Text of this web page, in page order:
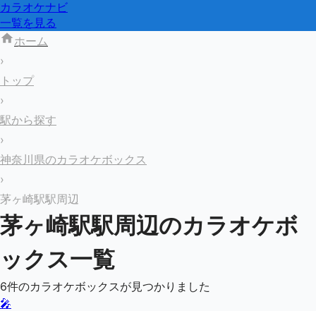
カラオケナビ
一覧を見る
ホーム
›
トップ
›
駅から探す
›
神奈川県のカラオケボックス
›
茅ヶ崎駅駅周辺
茅ヶ崎駅駅周辺のカラオケボ
ックス一覧
6件のカラオケボックスが見つかりました
🎤